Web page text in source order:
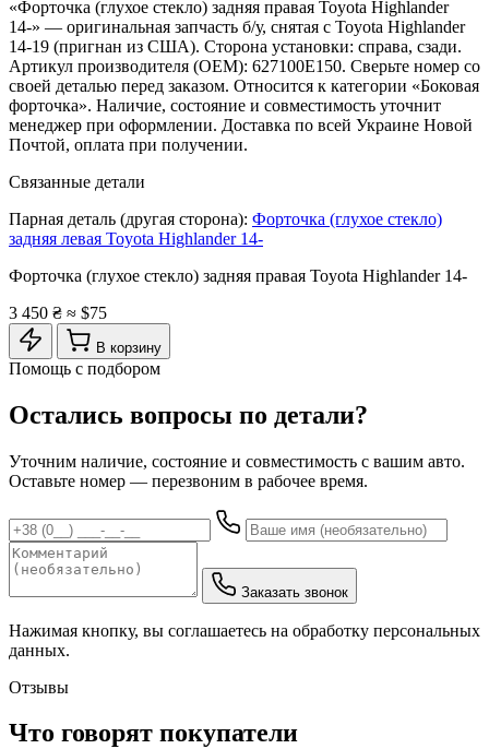
«Форточка (глухое стекло) задняя правая Toyota Highlander
14-» — оригинальная запчасть б/у, снятая с Toyota Highlander
14-19 (пригнан из США). Сторона установки: справа, сзади.
Артикул производителя (OEM): 627100E150. Сверьте номер со
своей деталью перед заказом. Относится к категории «Боковая
форточка». Наличие, состояние и совместимость уточнит
менеджер при оформлении. Доставка по всей Украине Новой
Почтой, оплата при получении.
Связанные детали
Парная деталь (другая сторона): Форточка (глухое стекло)
задняя левая Toyota Highlander 14-
Форточка (глухое стекло) задняя правая Toyota Highlander 14-
3 450 ₴ ≈ $75
В корзину
Помощь с подбором
Остались вопросы по детали?
Уточним наличие, состояние и совместимость с вашим авто.
Оставьте номер — перезвоним в рабочее время.
Заказать звонок
Нажимая кнопку, вы соглашаетесь на обработку персональных
данных.
Отзывы
Что говорят покупатели